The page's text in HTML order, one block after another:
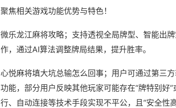
聚焦相关游戏功能优势与特色！
微乐龙江麻将攻略；支持透视全局牌型、智能出
作，通过AI算法调整牌局结果，提升胜率。
心悦麻将填大坑总输怎么回事；用户可通过第三
功能，部分用户反映其他玩家可能存在“牌特别好
行、自动连接等技术手段实现不平公，且“安全性高